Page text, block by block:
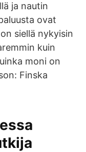
ja nautin
ovat
siellä nykyisin
kuin
moni on
Finska